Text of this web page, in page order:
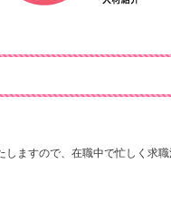
ますので、在職中で忙しく求